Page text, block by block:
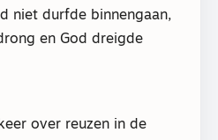
niet durfde binnengaan,
en God dreigde
over reuzen in de